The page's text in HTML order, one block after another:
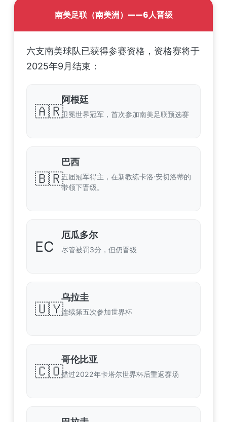
南美足联（南美洲）——6人晋级
六支南美球队已获得参赛资格，资格赛将于
2025年9月结束：
🇦🇷
阿根廷
卫冕世界冠军，首次参加南美足联预选赛
🇧🇷
巴西
五届冠军得主，在新教练卡洛·安切洛蒂的
带领下晋级。
EC
厄瓜多尔
尽管被罚3分，但仍晋级
🇺🇾
乌拉圭
连续第五次参加世界杯
🇨🇴
哥伦比亚
错过2022年卡塔尔世界杯后重返赛场